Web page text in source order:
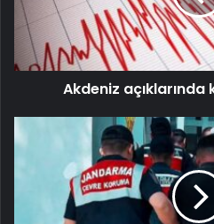
Akdeniz